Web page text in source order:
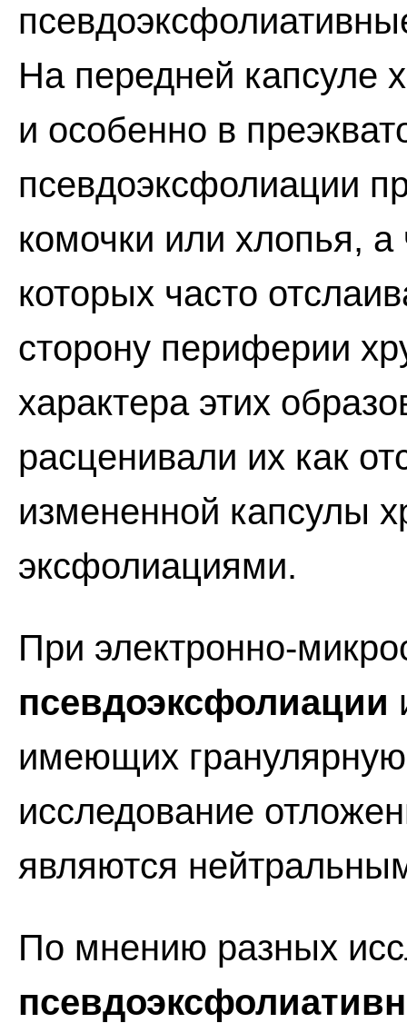
На передней капсуле
и особенно в
псевдоэксфолиации
комочки или хлопья,
которых часто
сторону периферии
характера этих
расценивали их как
измененной капсулы
эксфолиациями.
При электронно-
псевдоэксфолиации
имеющих гранулярную
исследование
являются
По мнению разных